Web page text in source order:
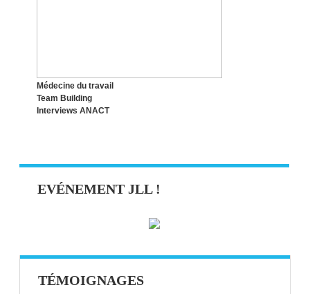
Médecine du travail
Team Building
Interviews ANACT
EVÉNEMENT JLL !
TÉMOIGNAGES